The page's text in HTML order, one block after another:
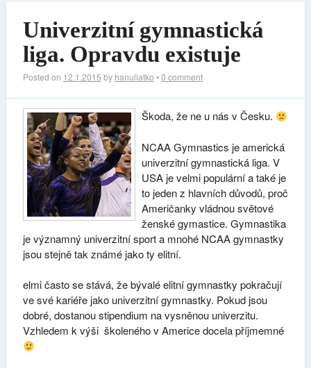
Univerzitní gymnastická
liga. Opravdu existuje
Posted on 12.1.2015 by hanuliatko •0 comment
Škoda, že ne u nás v Česku.
NCAA Gymnastics je americká
univerzitní gymnastická liga. V
USA je velmi populární a také je
to jeden z hlavních důvodů, proč
Američanky vládnou světové
ženské gymastice. Gymnastika
je významný univerzitní sport a mnohé NCAA gymnastky
jsou stejně tak známé jako ty elitní.
elmi často se stává, že bývalé elitní gymnastky pokračují
ve své kariéře jako univerzitní gymnastky. Pokud jsou
dobré, dostanou stipendium na vysněnou univerzitu.
Vzhledem k výši školeného v Americe docela příjmemné